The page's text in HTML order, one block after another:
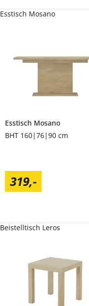
Esstisch Mosano
BHT 160|76|90 cm
319,-
Esstisch Mosano
Beistelltisch Leros